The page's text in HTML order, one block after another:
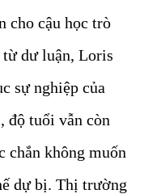
cho cậu học trò
dư luận, Loris
sự nghiệp của
tuổi vẫn còn
chắn không muốn
dự bị. Thị trường